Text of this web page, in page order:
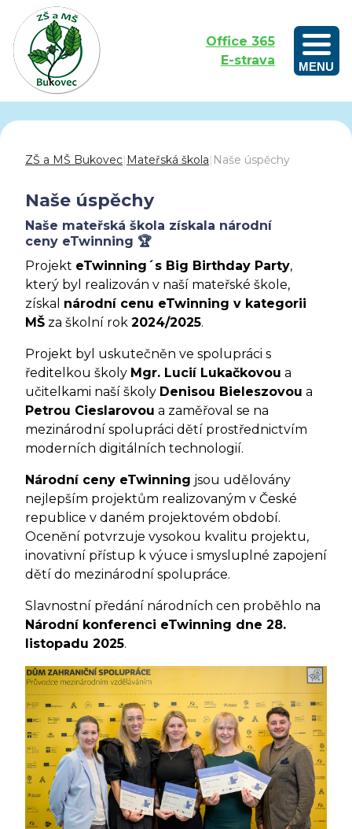
Office 365
E-strava
MENU
ZŠ a MŠ Bukovec| Mateřská škola| Naše úspěchy
Naše úspěchy
Naše mateřská škola získala národní
ceny eTwinning 🏆
Projekt eTwinning´s Big Birthday Party,
který byl realizován v naší mateřské škole,
získal národní cenu eTwinning v kategorii
MŠ za školní rok 2024/2025.
Projekt byl uskutečněn ve spolupráci s
ředitelkou školy Mgr. Lucií Lukačkovou a
učitelkami naší školy Denisou Bieleszovou a
Petrou Cieslarovou a zaměřoval se na
mezinárodní spolupráci dětí prostřednictvím
moderních digitálních technologií.
Národní ceny eTwinning jsou udělovány
nejlepším projektům realizovaným v České
republice v daném projektovém období.
Ocenění potvrzuje vysokou kvalitu projektu,
inovativní přístup k výuce i smysluplné zapojení
dětí do mezinárodní spolupráce.
Slavnostní předání národních cen proběhlo na
Národní konferenci eTwinning dne 28.
listopadu 2025.